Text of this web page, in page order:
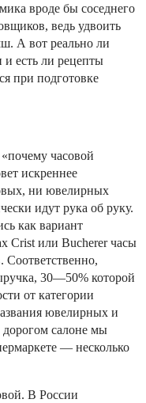
вроде бы соседнего
ведь удвоить
А вот реально ли
есть ли рецепты
при подготовке
часовой
искреннее
ни ювелирных
идут рука об руку.
как вариант
Crist или Bucherer часы
30—50% которой
от категории
ювелирных и
дорогом салоне мы
— несколько
В России